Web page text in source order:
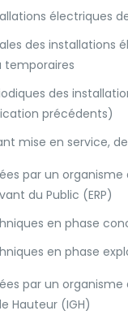
électriques
des installations
temporaires
des
précédents)
mise en service,
par un organisme
du Public (ERP)
en phase
en phase
par un organisme
Hauteur (IGH)